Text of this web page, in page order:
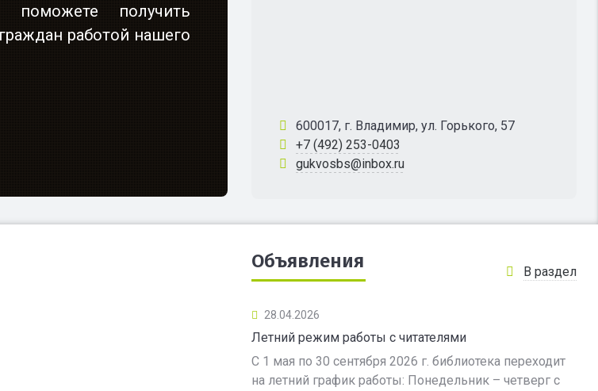
получить
работой нашего
600017, г. Владимир, ул. Горького, 57
+7 (492) 253-0403
gukvosbs@inbox.ru
Объявления В раздел
28.04.2026
Летний режим работы с читателями
С 1 мая по 30 сентября 2026 г. библиотека переходит
на летний график работы: Понедельник – четверг с